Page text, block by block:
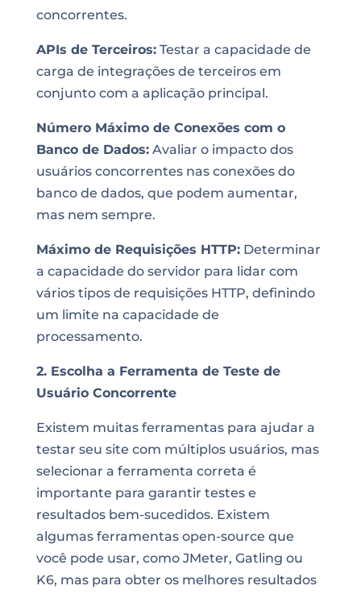
concorrentes.
APIs de Terceiros:Testar a capacidade de
carga de integrações de terceiros em
conjunto com a aplicação principal.
Número Máximo de Conexões com o
Banco de Dados:Avaliar o impacto dos
usuários concorrentes nas conexões do
banco de dados, que podem aumentar,
mas nem sempre.
Máximo de Requisições HTTP:Determinar
a capacidade do servidor para lidar com
vários tipos de requisições HTTP, definindo
um limite na capacidade de
processamento.
2. Escolha a Ferramenta de Teste de
Usuário Concorrente
Existem muitas ferramentas para ajudar a
testar seu site com múltiplos usuários, mas
selecionar a ferramenta correta é
importante para garantir testes e
resultados bem-sucedidos. Existem
algumas ferramentas open-source que
você pode usar, como JMeter, Gatling ou
K6, mas para obter os melhores resultados